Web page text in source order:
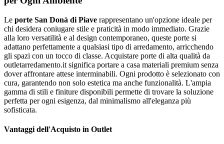
Le porte San Donà di Piave rappresentano un'opzione ideale per
chi desidera coniugare stile e praticità in modo immediato. Grazie
alla loro versatilità e al design contemporaneo, queste porte si
adattano perfettamente a qualsiasi tipo di arredamento, arricchendo
gli spazi con un tocco di classe. Acquistare porte di alta qualità da
outletarredamento.it significa portare a casa materiali premium senza
dover affrontare attese interminabili. Ogni prodotto è selezionato con
cura, garantendo non solo estetica ma anche funzionalità. L'ampia
gamma di stili e finiture disponibili permette di trovare la soluzione
perfetta per ogni esigenza, dal minimalismo all'eleganza più
sofisticata.
Vantaggi dell'Acquisto in Outlet